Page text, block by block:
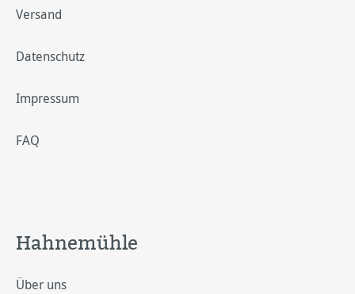
Versand
Datenschutz
Impressum
FAQ
Hahnemühle
Über uns